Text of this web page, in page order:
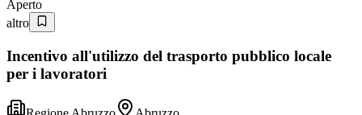
Aperto
altro
Incentivo all'utilizzo del trasporto pubblico locale
per i lavoratori